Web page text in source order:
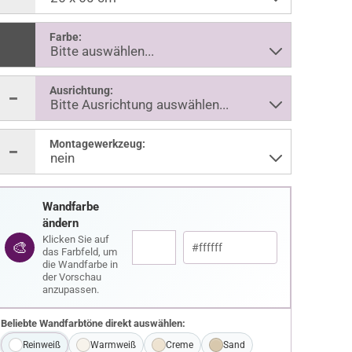
Farbe:
Ausrichtung:
Montagewerkzeug:
🎨
Wandfarbe
ändern
Klicken Sie auf
das Farbfeld, um
die Wandfarbe in
der Vorschau
anzupassen.
Beliebte Wandfarbtöne direkt auswählen:
Reinweiß Warmweiß Creme Sand